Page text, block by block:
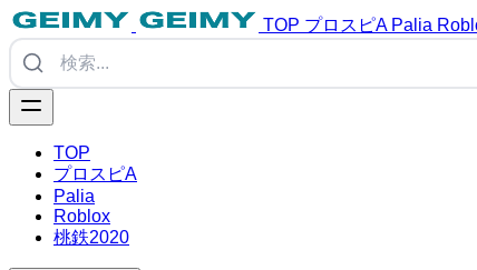
TOP プロスピA Palia
TOP
プロスピA
Palia
Roblox
桃鉄2020